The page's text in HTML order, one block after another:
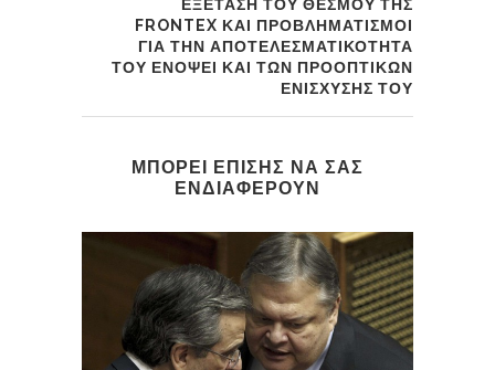
ΕΞΕΤΑΣΗ ΤΟΥ ΘΕΣΜΟΥ ΤΗΣ
FRONTEX ΚΑΙ ΠΡΟΒΛΗΜΑΤΙΣΜΟΙ
ΓΙΑ ΤΗΝ ΑΠΟΤΕΛΕΣΜΑΤΙΚΟΤΗΤΑ
ΤΟΥ ΕΝΟΨΕΙ ΚΑΙ ΤΩΝ ΠΡΟΟΠΤΙΚΩΝ
ΕΝΙΣΧΥΣΗΣ ΤΟΥ
ΜΠΟΡΕΙ ΕΠΙΣΗΣ ΝΑ ΣΑΣ
ΕΝΔΙΑΦΕΡΟΥΝ